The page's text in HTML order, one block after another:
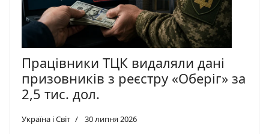
Працівники ТЦК видаляли дані
призовників з реєстру «Оберіг» за
2,5 тис. дол.
Україна і Світ 30 липня 2026